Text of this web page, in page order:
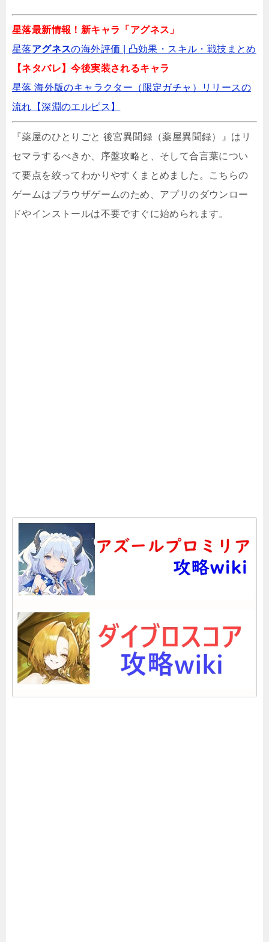
説！当たりキャラは？
クロノレストランのリセマラ攻略｜やり方と
ただほねはリセマラするべき？やり方と当た
星落最新情報！新キャラ「アグネス」
星落アグネスの海外評価 | 凸効果・スキル・戦技まとめ️
【ネタバレ】今後実装されるキャラ
星落 海外版のキャラクター（限定ガチャ）リリースの
流れ【深淵のエルピス】
『薬屋のひとりごと 後宮異聞録（薬屋異聞録）』はリ
セマラするべきか、序盤攻略と、そして合言葉につい
て要点を絞ってわかりやすくまとめました。こちらの
ゲームはブラウザゲームのため、アプリのダウンロー
ドやインストールは不要ですぐに始められます。